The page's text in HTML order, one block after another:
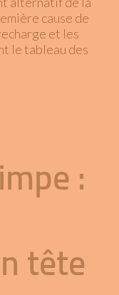
cause de
et les
le tableau des
:
tête